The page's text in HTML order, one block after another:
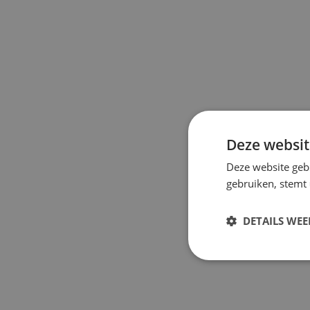
Deze
Deze website
gebruiken,
DETAILS